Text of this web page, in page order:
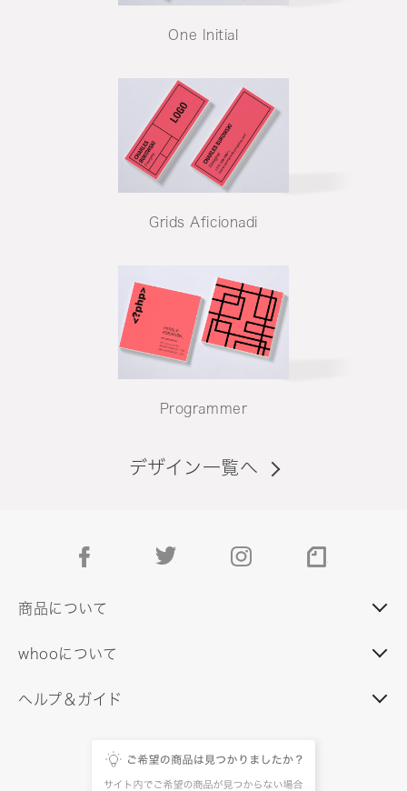
One Initial
Grids Aficionadi
Programmer
デザイン一覧へ
facebook instagram
商品について
whooについて
ヘルプ＆ガイド